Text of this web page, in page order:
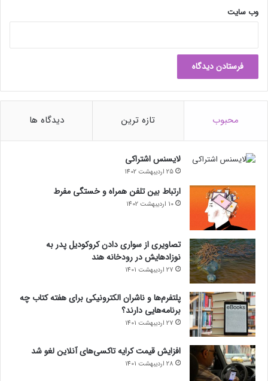
د
د
وب‌ سایت
محبوب تازه ترین دیدگاه ها
لایسنس اشتراکی
25 اردیبهشت 1402
ارتباط بین تلفن همراه و خستگی مفرط
10 اردیبهشت 1402
تصاویری از سواری دادن کروکودیل پدر به
نوزادهایش در رودخانه هند
27 اردیبهشت 1401
پلتفرم‌ها و ناشران الکترونیکی برای هفته کتاب چه
برنامه‌هایی دارند؟
27 اردیبهشت 1401
افزایش قیمت کرایه تاکسی‌های آنلاین لغو شد
28 اردیبهشت 1401